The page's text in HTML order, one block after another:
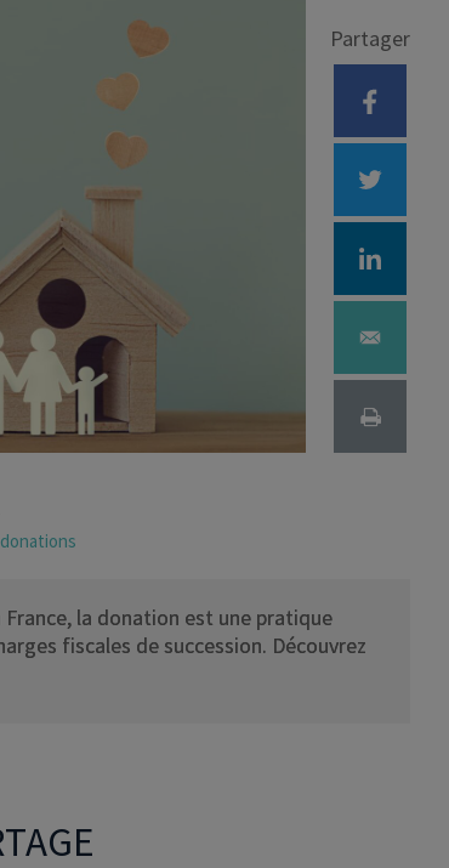
Anciens dispositifs
Investissement locatif
Partager
la donation est une pratique
fiscales de succession. Découvrez